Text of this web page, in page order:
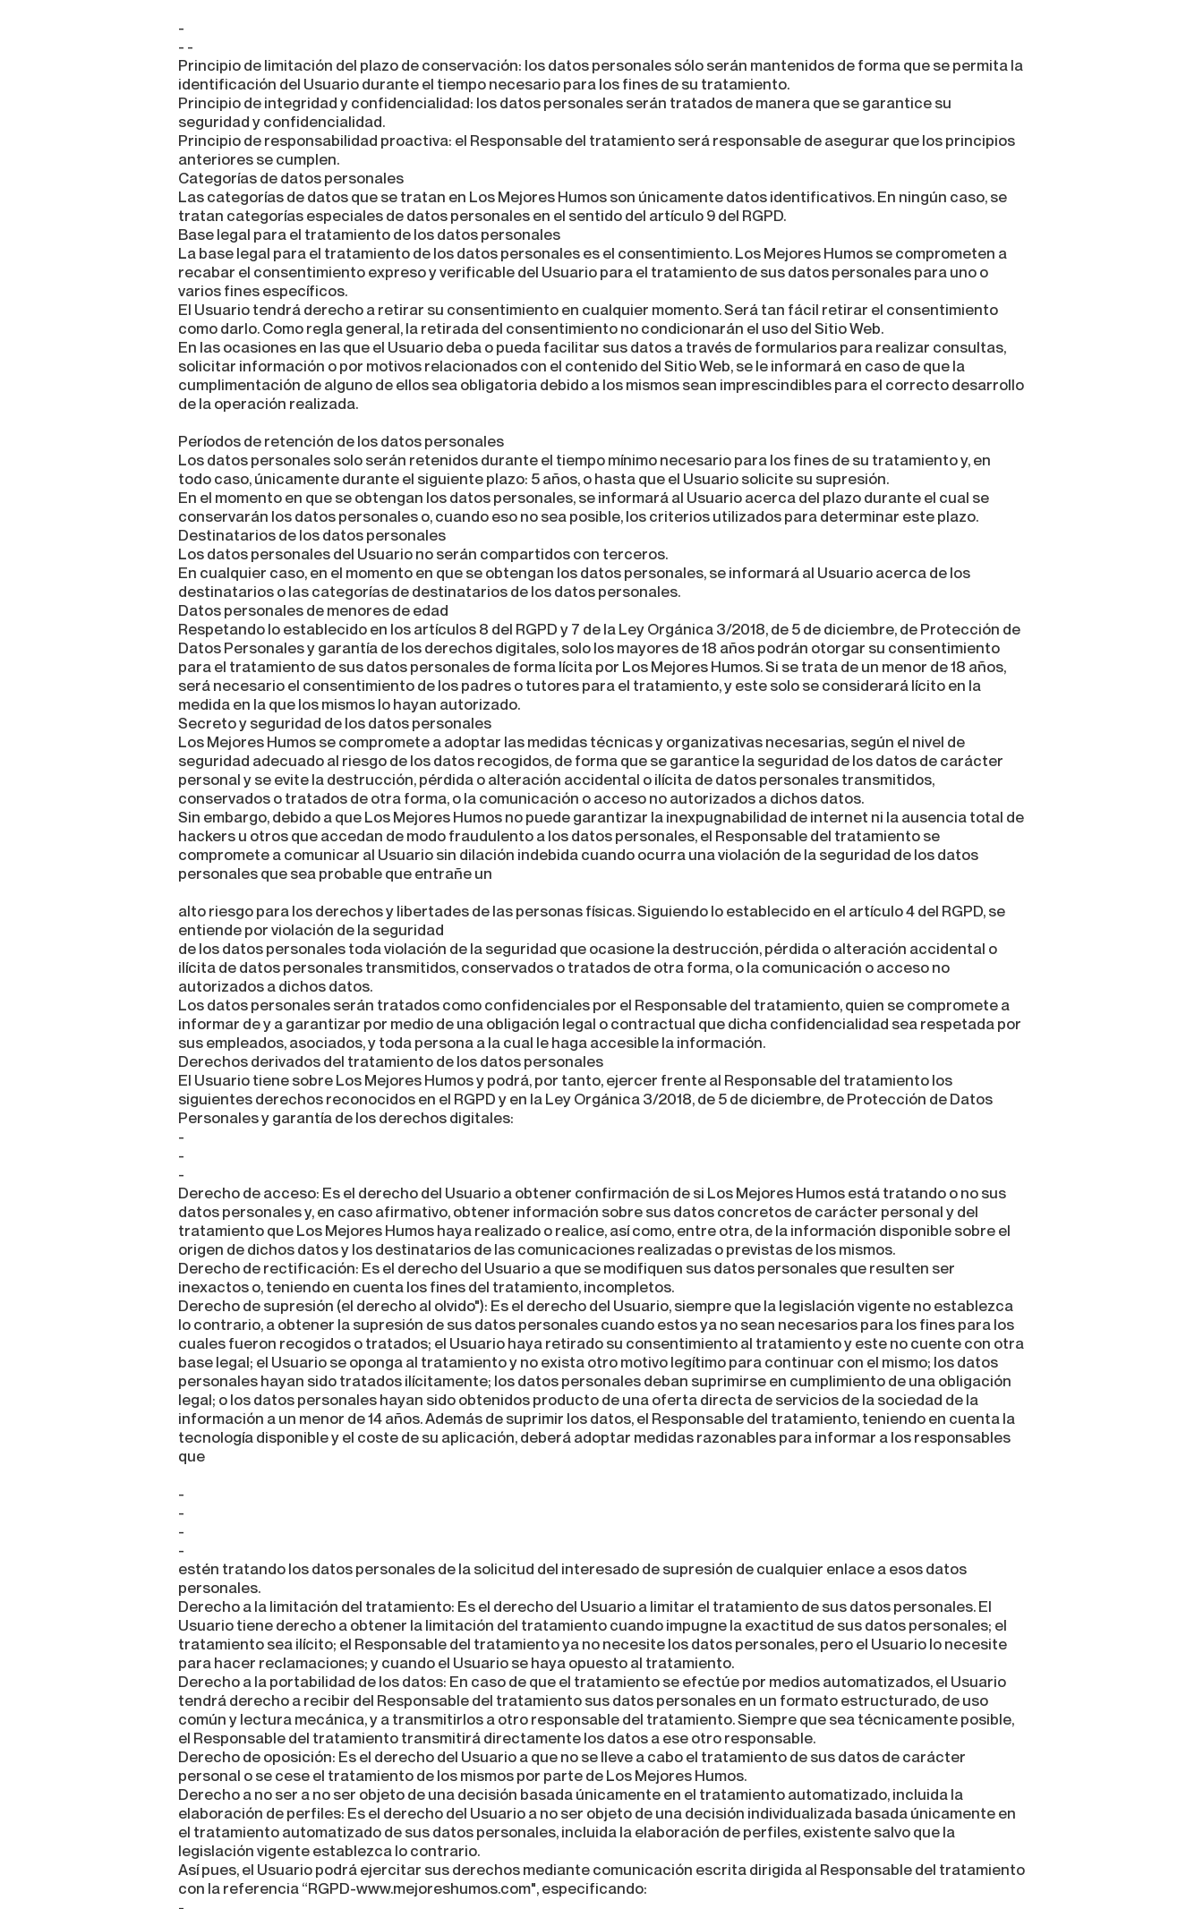
-
- -
Principio de limitación del plazo de conservación: los datos personales sólo serán mantenidos de forma que se permita la
identificación del Usuario durante el tiempo necesario para los fines de su tratamiento.
Principio de integridad y confidencialidad: los datos personales serán tratados de manera que se garantice su
seguridad y confidencialidad.
Principio de responsabilidad proactiva: el Responsable del tratamiento será responsable de asegurar que los principios
anteriores se cumplen.
Categorías de datos personales
Las categorías de datos que se tratan en Los Mejores Humos son únicamente datos identificativos. En ningún caso, se
tratan categorías especiales de datos personales en el sentido del artículo 9 del RGPD.
Base legal para el tratamiento de los datos personales
La base legal para el tratamiento de los datos personales es el consentimiento. Los Mejores Humos se comprometen a
recabar el consentimiento expreso y verificable del Usuario para el tratamiento de sus datos personales para uno o
varios fines específicos.
El Usuario tendrá derecho a retirar su consentimiento en cualquier momento. Será tan fácil retirar el consentimiento
como darlo. Como regla general, la retirada del consentimiento no condicionarán el uso del Sitio Web.
En las ocasiones en las que el Usuario deba o pueda facilitar sus datos a través de formularios para realizar consultas,
solicitar información o por motivos relacionados con el contenido del Sitio Web, se le informará en caso de que la
cumplimentación de alguno de ellos sea obligatoria debido a los mismos sean imprescindibles para el correcto desarrollo
de la operación realizada.
Períodos de retención de los datos personales
Los datos personales solo serán retenidos durante el tiempo mínimo necesario para los fines de su tratamiento y, en
todo caso, únicamente durante el siguiente plazo: 5 años, o hasta que el Usuario solicite su supresión.
En el momento en que se obtengan los datos personales, se informará al Usuario acerca del plazo durante el cual se
conservarán los datos personales o, cuando eso no sea posible, los criterios utilizados para determinar este plazo.
Destinatarios de los datos personales
Los datos personales del Usuario no serán compartidos con terceros.
En cualquier caso, en el momento en que se obtengan los datos personales, se informará al Usuario acerca de los
destinatarios o las categorías de destinatarios de los datos personales.
Datos personales de menores de edad
Respetando lo establecido en los artículos 8 del RGPD y 7 de la Ley Orgánica 3/2018, de 5 de diciembre, de Protección de
Datos Personales y garantía de los derechos digitales, solo los mayores de 18 años podrán otorgar su consentimiento
para el tratamiento de sus datos personales de forma lícita por Los Mejores Humos. Si se trata de un menor de 18 años,
será necesario el consentimiento de los padres o tutores para el tratamiento, y este solo se considerará lícito en la
medida en la que los mismos lo hayan autorizado.
Secreto y seguridad de los datos personales
Los Mejores Humos se compromete a adoptar las medidas técnicas y organizativas necesarias, según el nivel de
seguridad adecuado al riesgo de los datos recogidos, de forma que se garantice la seguridad de los datos de carácter
personal y se evite la destrucción, pérdida o alteración accidental o ilícita de datos personales transmitidos,
conservados o tratados de otra forma, o la comunicación o acceso no autorizados a dichos datos.
Sin embargo, debido a que Los Mejores Humos no puede garantizar la inexpugnabilidad de internet ni la ausencia total de
hackers u otros que accedan de modo fraudulento a los datos personales, el Responsable del tratamiento se
compromete a comunicar al Usuario sin dilación indebida cuando ocurra una violación de la seguridad de los datos
personales que sea probable que entrañe un
alto riesgo para los derechos y libertades de las personas físicas. Siguiendo lo establecido en el artículo 4 del RGPD, se
entiende por violación de la seguridad
de los datos personales toda violación de la seguridad que ocasione la destrucción, pérdida o alteración accidental o
ilícita de datos personales transmitidos, conservados o tratados de otra forma, o la comunicación o acceso no
autorizados a dichos datos.
Los datos personales serán tratados como confidenciales por el Responsable del tratamiento, quien se compromete a
informar de y a garantizar por medio de una obligación legal o contractual que dicha confidencialidad sea respetada por
sus empleados, asociados, y toda persona a la cual le haga accesible la información.
Derechos derivados del tratamiento de los datos personales
El Usuario tiene sobre Los Mejores Humos y podrá, por tanto, ejercer frente al Responsable del tratamiento los
siguientes derechos reconocidos en el RGPD y en la Ley Orgánica 3/2018, de 5 de diciembre, de Protección de Datos
Personales y garantía de los derechos digitales:
-
-
-
Derecho de acceso: Es el derecho del Usuario a obtener confirmación de si Los Mejores Humos está tratando o no sus
datos personales y, en caso afirmativo, obtener información sobre sus datos concretos de carácter personal y del
tratamiento que Los Mejores Humos haya realizado o realice, así como, entre otra, de la información disponible sobre el
origen de dichos datos y los destinatarios de las comunicaciones realizadas o previstas de los mismos.
Derecho de rectificación: Es el derecho del Usuario a que se modifiquen sus datos personales que resulten ser
inexactos o, teniendo en cuenta los fines del tratamiento, incompletos.
Derecho de supresión (el derecho al olvido"): Es el derecho del Usuario, siempre que la legislación vigente no establezca
lo contrario, a obtener la supresión de sus datos personales cuando estos ya no sean necesarios para los fines para los
cuales fueron recogidos o tratados; el Usuario haya retirado su consentimiento al tratamiento y este no cuente con otra
base legal; el Usuario se oponga al tratamiento y no exista otro motivo legítimo para continuar con el mismo; los datos
personales hayan sido tratados ilícitamente; los datos personales deban suprimirse en cumplimiento de una obligación
legal; o los datos personales hayan sido obtenidos producto de una oferta directa de servicios de la sociedad de la
información a un menor de 14 años. Además de suprimir los datos, el Responsable del tratamiento, teniendo en cuenta la
tecnología disponible y el coste de su aplicación, deberá adoptar medidas razonables para informar a los responsables
que
-
-
-
-
estén tratando los datos personales de la solicitud del interesado de supresión de cualquier enlace a esos datos
personales.
Derecho a la limitación del tratamiento: Es el derecho del Usuario a limitar el tratamiento de sus datos personales. El
Usuario tiene derecho a obtener la limitación del tratamiento cuando impugne la exactitud de sus datos personales; el
tratamiento sea ilícito; el Responsable del tratamiento ya no necesite los datos personales, pero el Usuario lo necesite
para hacer reclamaciones; y cuando el Usuario se haya opuesto al tratamiento.
Derecho a la portabilidad de los datos: En caso de que el tratamiento se efectúe por medios automatizados, el Usuario
tendrá derecho a recibir del Responsable del tratamiento sus datos personales en un formato estructurado, de uso
común y lectura mecánica, y a transmitirlos a otro responsable del tratamiento. Siempre que sea técnicamente posible,
el Responsable del tratamiento transmitirá directamente los datos a ese otro responsable.
Derecho de oposición: Es el derecho del Usuario a que no se lleve a cabo el tratamiento de sus datos de carácter
personal o se cese el tratamiento de los mismos por parte de Los Mejores Humos.
Derecho a no ser a no ser objeto de una decisión basada únicamente en el tratamiento automatizado, incluida la
elaboración de perfiles: Es el derecho del Usuario a no ser objeto de una decisión individualizada basada únicamente en
el tratamiento automatizado de sus datos personales, incluida la elaboración de perfiles, existente salvo que la
legislación vigente establezca lo contrario.
Así pues, el Usuario podrá ejercitar sus derechos mediante comunicación escrita dirigida al Responsable del tratamiento
con la referencia “RGPD-www.mejoreshumos.com", especificando: